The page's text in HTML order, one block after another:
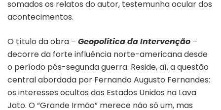
somados os relatos do autor, testemunha ocular dos
acontecimentos.
O título da obra – Geopolítica da Intervenção –
decorre da forte influência norte-americana desde
o período pós-segunda guerra. Reside, aí, a questão
central abordada por Fernando Augusto Fernandes:
os interesses ocultos dos Estados Unidos na Lava
Jato. O “Grande Irmão” merece não só um, mas